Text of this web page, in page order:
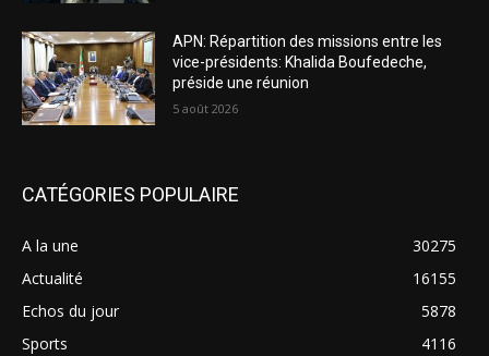
APN: Répartition des missions entre les
vice-présidents: Khalida Boufedeche,
préside une réunion
5 août 2026
CATÉGORIES POPULAIRE
A la une
30275
Actualité
16155
Echos du jour
5878
Sports
4116